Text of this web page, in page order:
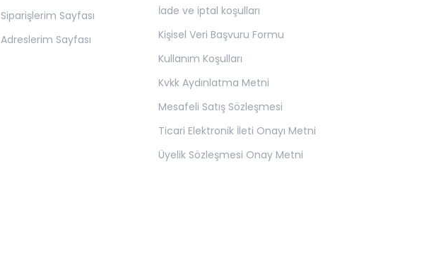
Siparişlerim Sayfası
Adreslerim Sayfası
İade ve iptal koşulları
Kişisel Veri Başvuru Formu
Kullanım Koşulları
Kvkk Aydınlatma Metni
Mesafeli Satış Sözleşmesi
Ticari Elektronik İleti Onayı Metni
Üyelik Sözleşmesi Onay Metni